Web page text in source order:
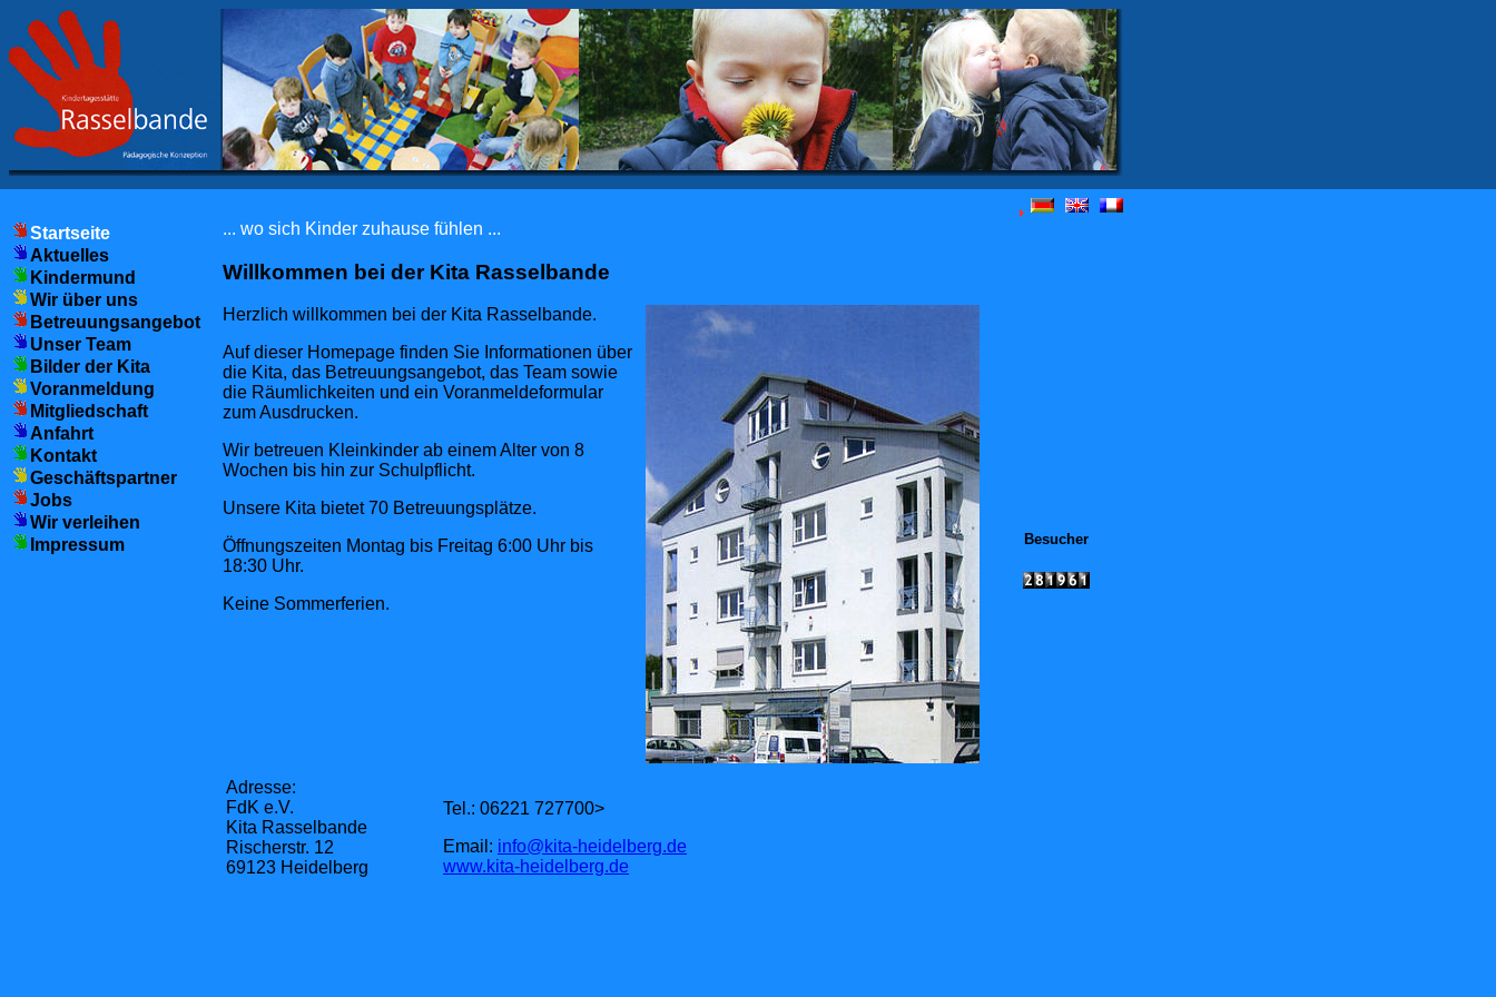
Startseite
Aktuelles
Kindermund
Wir über uns
Betreuungsangebot
Unser Team
Bilder der Kita
Voranmeldung
Mitgliedschaft
Anfahrt
Kontakt
Geschäftspartner
Jobs
Wir verleihen
Impressum
... wo sich Kinder zuhause fühlen ...
Willkommen bei der Kita Rasselbande
Herzlich willkommen bei der Kita Rasselbande.
Auf dieser Homepage finden Sie Informationen über
die Kita, das Betreuungsangebot, das Team sowie
die Räumlichkeiten und ein Voranmeldeformular
zum Ausdrucken.
Wir betreuen Kleinkinder ab einem Alter von 8
Wochen bis hin zur Schulpflicht.
Unsere Kita bietet 70 Betreuungsplätze.
Öffnungszeiten Montag bis Freitag 6:00 Uhr bis
18:30 Uhr.
Keine Sommerferien.
Adresse:
FdK e.V.
Kita Rasselbande
Rischerstr. 12
69123 Heidelberg
Tel.: 06221 727700>
Email: info@kita-heidelberg.de
www.kita-heidelberg.de
Besucher